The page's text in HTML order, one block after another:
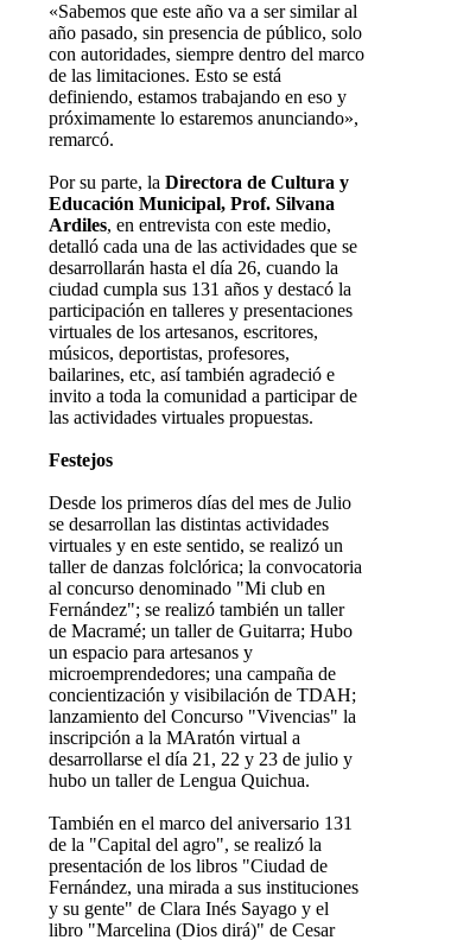
«Sabemos que este año va a ser similar al
año pasado, sin presencia de público, solo
con autoridades, siempre dentro del marco
de las limitaciones. Esto se está
definiendo, estamos trabajando en eso y
próximamente lo estaremos anunciando»,
remarcó.
Por su parte, laDirectora de Cultura y
Educación Municipal, Prof. Silvana
Ardiles, en entrevista con este medio,
detalló cada una de las actividades que se
desarrollarán hasta el día 26, cuando la
ciudad cumpla sus 131 años y destacó la
participación en talleres y presentaciones
virtuales de los artesanos, escritores,
músicos, deportistas, profesores,
bailarines, etc, así también agradeció e
invito a toda la comunidad a participar de
las actividades virtuales propuestas.
Festejos
Desde los primeros días del mes de Julio
se desarrollan las distintas actividades
virtuales y en este sentido, se realizó un
taller de danzas folclórica; la convocatoria
al concurso denominado "Mi club en
Fernández"; se realizó también un taller
de Macramé; un taller de Guitarra; Hubo
un espacio para artesanos y
microemprendedores; una campaña de
concientización y visibilación de TDAH;
lanzamiento del Concurso "Vivencias" la
inscripción a la MAratón virtual a
desarrollarse el día 21, 22 y 23 de julio y
hubo un taller de Lengua Quichua.
También en el marco del aniversario 131
de la "Capital del agro", se realizó la
presentación de los libros "Ciudad de
Fernández, una mirada a sus instituciones
y su gente" de Clara Inés Sayago y el
libro "Marcelina (Dios dirá)" de Cesar